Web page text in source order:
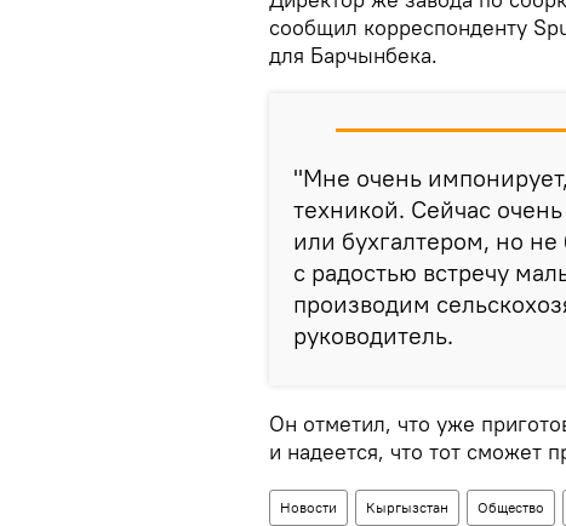
сообщил корреспонденту
для Барчынбека.
"Мне очень
техникой. Сейчас
или бухгалтером, но
с радостью встречу
производим
руководитель.
Он отметил, что уже
и надеется, что тот сможет
Новости Кыргызстан Общество